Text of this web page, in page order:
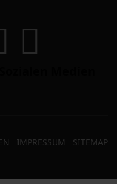
IMPRESSUM SITEMAP